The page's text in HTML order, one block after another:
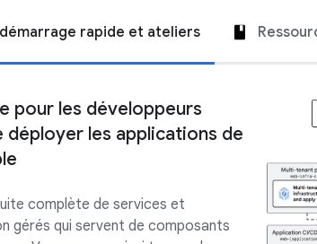
rapide et ateliers
pour les développeurs
les applications de
complète de services et
gérés qui servent de composants